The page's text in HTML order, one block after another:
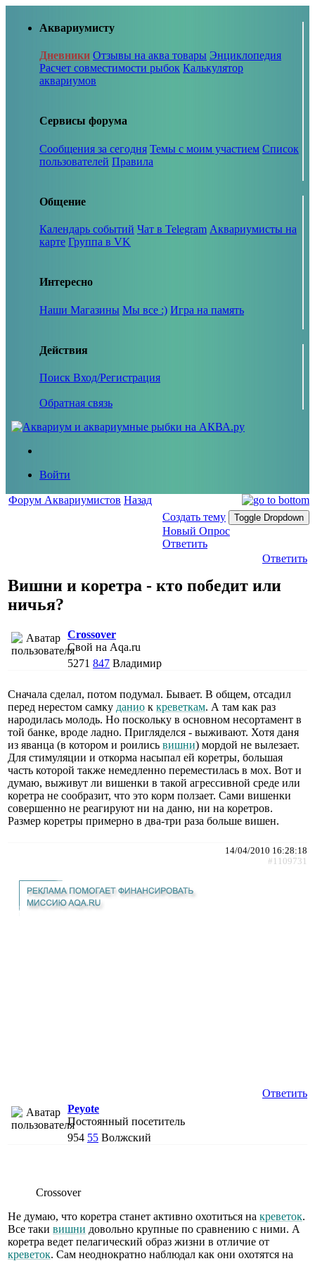
Аквариумисту
Дневники Отзывы на аква товары Энциклопедия
Расчет совместимости рыбок Калькулятор
аквариумов
Сервисы форума
Сообщения за сегодня Темы с моим участием Список
пользователей Правила
Общение
Календарь событий Чат в Telegram Аквариумисты на
карте Группа в VK
Интересно
Наши Магазины Мы все :) Игра на память
Действия
Поиск Вход/Регистрация
Обратная связь
Войти
Форум Аквариумистов Назад
Создать тему
Toggle Dropdown
Новый Опрос
Ответить
Ответить
Вишни и коретра - кто победит или
ничья?
Crossover
Свой на Aqa.ru
5271 847 Владимир
Сначала сделал, потом подумал. Бывает. В общем, отсадил
перед нерестом самку данио к креветкам. А там как раз
народилась молодь. Но поскольку в основном несортамент в
той банке, вроде ладно. Пригляделся - выживают. Хотя даня
из яванца (в котором и роились вишни) мордой не вылезает.
Для стимуляции и откорма насыпал ей коретры, большая
часть которой также немедленно переместилась в мох. Вот и
думаю, выживут ли вишенки в такой агрессивной среде или
коретра не сообразит, что это корм ползает. Сами вишенки
совершенно не реагируют ни на даню, ни на коретров.
Размер коретры примерно в два-три раза больше вишен.
14/04/2010 16:28:18
#1109731
Ответить
Peyote
Постоянный посетитель
954 55 Волжский
Crossover
Не думаю, что коретра станет активно охотиться на креветок.
Все таки вишни довольно крупные по сравнению с ними. А
коретра ведет пелагический образ жизни в отличие от
креветок. Сам неоднократно наблюдал как они охотятся на